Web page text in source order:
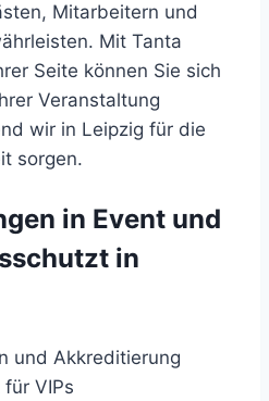
Mitarbeitern und
Mit Tanta
Seite können Sie sich
Veranstaltung
wir in Leipzig für die
sorgen.
in Event und
in
und Akkreditierung
VIPs